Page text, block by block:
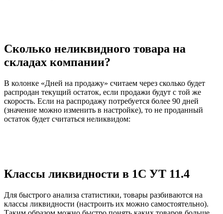
Сколько неликвидного товара на
складах компании?
В колонке «Дней на продажу» считаем через сколько будет
распродан текущий остаток, если продажи будут с той же
скорость. Если на распродажу потребуется более 90 дней
(значение можно изменить в настройке), то не проданный
остаток будет считаться неликвидом:
Классы ликвидности в 1С УТ 11.4
Для быстрого анализа статистики, товары разбиваются на
классы ликвидности (настроить их можно самостоятельно).